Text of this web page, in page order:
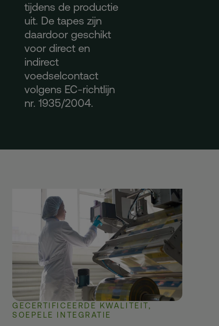
tijdens de productie
uit. De tapes zijn
daardoor geschikt
voor direct en
indirect
voedselcontact
volgens EC-richtlijn
nr. 1935/2004.
GECERTIFICEERDE KWALITEIT,
SOEPELE INTEGRATIE